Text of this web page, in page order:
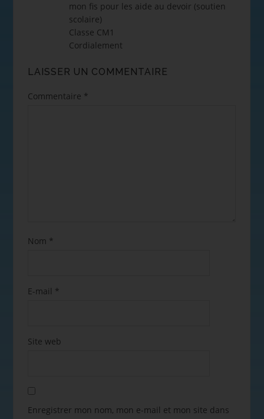
mon fis pour les aide au devoir (soutien
scolaire)
Classe CM1
Cordialement
LAISSER UN COMMENTAIRE
Commentaire *
Nom *
E-mail *
Site web
Enregistrer mon nom, mon e-mail et mon site dans